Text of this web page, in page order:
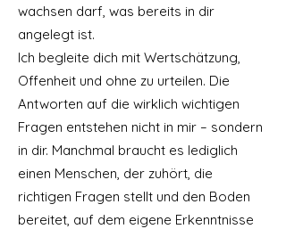
wachsen darf, was bereits in dir
angelegt ist.
Ich begleite dich mit Wertschätzung,
Offenheit und ohne zu urteilen. Die
Antworten auf die wirklich wichtigen
Fragen entstehen nicht in mir – sondern
in dir. Manchmal braucht es lediglich
einen Menschen, der zuhört, die
richtigen Fragen stellt und den Boden
bereitet, auf dem eigene Erkenntnisse